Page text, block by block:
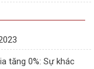
tăng 0%: Sự khác